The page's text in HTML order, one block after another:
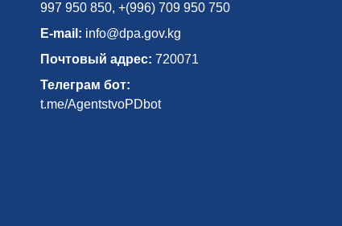
997 950 850, +(996) 709 950 750
E-mail: info@dpa.gov.kg
Почтовый адрес: 720071
Телеграм бот:
t.me/AgentstvoPDbot